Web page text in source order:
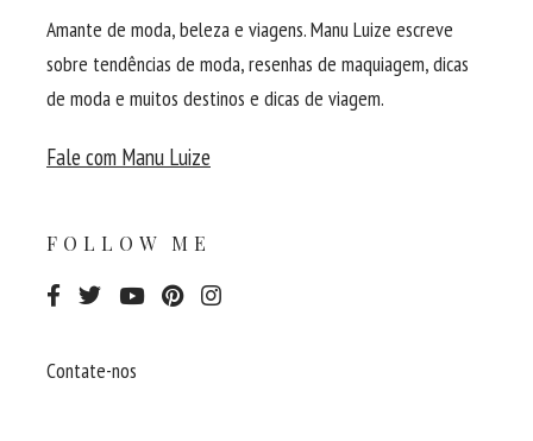
Amante de moda, beleza e viagens. Manu Luize escreve
sobre tendências de moda, resenhas de maquiagem, dicas
de moda e muitos destinos e dicas de viagem.
Fale com Manu Luize
FOLLOW ME
Contate-nos